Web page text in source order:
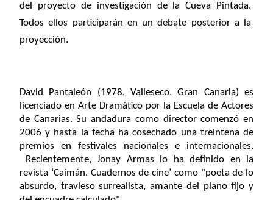
del proyecto de investigación de la Cueva Pintada.
Todos ellos participarán en un debate posterior a la
proyección.
David Pantaleón (1978, Valleseco, Gran Canaria) es
licenciado en Arte Dramático por la Escuela de Actores
de Canarias. Su andadura como director comenzó en
2006 y hasta la fecha ha cosechado una treintena de
premios en festivales nacionales e internacionales.
Recientemente, Jonay Armas lo ha definido en la
revista ‘Caimán. Cuadernos de cine’ como "poeta de lo
absurdo, travieso surrealista, amante del plano fijo y